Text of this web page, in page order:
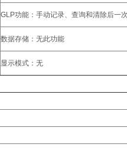
GLP功能：手动记录、查询和清除后一
数据存储：无此功能
显示模式：无